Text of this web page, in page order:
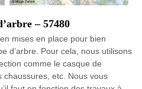
– 57480
mises en place pour bien
d’arbre. Pour cela, nous utilisons
comme le casque de
chaussures, etc. Nous vous